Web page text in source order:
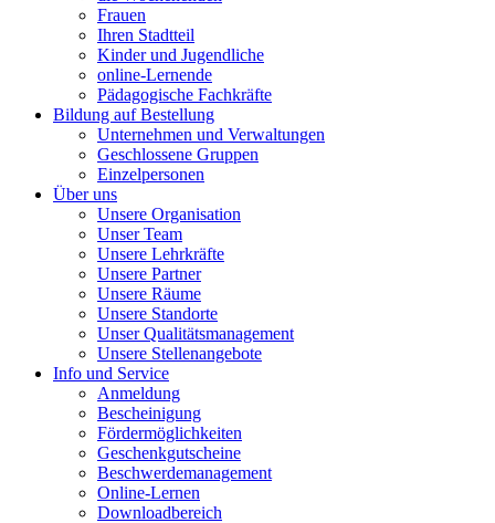
Frauen
Ihren Stadtteil
Kinder und Jugendliche
online-Lernende
Pädagogische Fachkräfte
Bildung auf Bestellung
Unternehmen und Verwaltungen
Geschlossene Gruppen
Einzelpersonen
Über uns
Unsere Organisation
Unser Team
Unsere Lehrkräfte
Unsere Partner
Unsere Räume
Unsere Standorte
Unser Qualitätsmanagement
Unsere Stellenangebote
Info und Service
Anmeldung
Bescheinigung
Fördermöglichkeiten
Geschenkgutscheine
Beschwerdemanagement
Online-Lernen
Downloadbereich